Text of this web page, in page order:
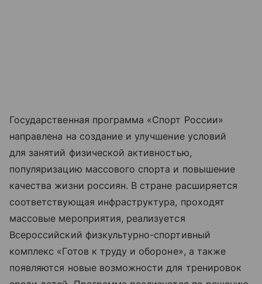
Государственная программа «Спорт России»
направлена на создание и улучшение условий
для занятий физической активностью,
популяризацию массового спорта и повышение
качества жизни россиян. В стране расширяется
соответствующая инфраструктура, проходят
массовые мероприятия, реализуется
Всероссийский физкультурно-спортивный
комплекс «Готов к труду и обороне», а также
появляются новые возможности для тренировок